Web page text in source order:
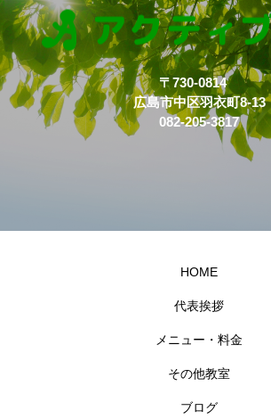
〒730-0814
広島市中区羽衣町8-13
082-205-3817
HOME
代表挨拶
メニュー・料金
その他教室
ブログ